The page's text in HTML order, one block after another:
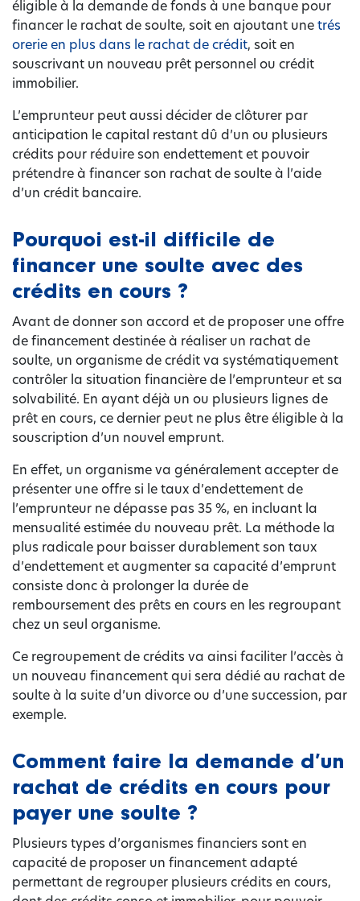
éligible à la demande de fonds à une banque pour
financer le rachat de soulte, soit en ajoutant unetrés
orerie en plus dans le rachat de crédit, soit en
souscrivant un nouveau prêt personnel ou crédit
immobilier.
L’emprunteur peut aussi décider de clôturer par
anticipation le capital restant dû d’un ou plusieurs
crédits pour réduire son endettement et pouvoir
prétendre à financer son rachat de soulte à l’aide
d’un crédit bancaire.
Pourquoi est-il difficile de
financer une soulte avec des
crédits en cours ?
Avant de donner son accord et de proposer une offre
de financement destinée à réaliser un rachat de
soulte, un organisme de crédit va systématiquement
contrôler la situation financière de l’emprunteur et sa
solvabilité. En ayant déjà un ou plusieurs lignes de
prêt en cours, ce dernier peut ne plus être éligible à la
souscription d’un nouvel emprunt.
En effet, un organisme va généralement accepter de
présenter une offre si le taux d’endettement de
l’emprunteur ne dépasse pas 35 %, en incluant la
mensualité estimée du nouveau prêt. La méthode la
plus radicale pour baisser durablement son taux
d’endettement et augmenter sa capacité d’emprunt
consiste donc à prolonger la durée de
remboursement des prêts en cours en les regroupant
chez un seul organisme.
Ce regroupement de crédits va ainsi faciliter l’accès à
un nouveau financement qui sera dédié au rachat de
soulte à la suite d’un divorce ou d’une succession, par
exemple.
Comment faire la demande d’un
rachat de crédits en cours pour
payer une soulte ?
Plusieurs types d’organismes financiers sont en
capacité de proposer un financement adapté
permettant de regrouper plusieurs crédits en cours,